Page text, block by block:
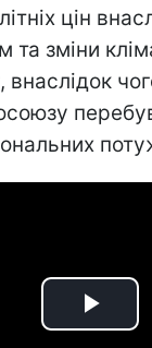
цін
та зміни
Play